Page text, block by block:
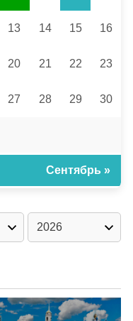
13 14 15 16
20 21 22 23
27 28 29 30
Сентябрь »